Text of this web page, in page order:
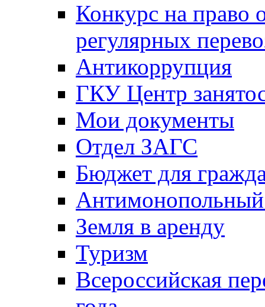
Конкурс на право
регулярных
Антикоррупция
ГКУ Центр
Мои документы
Отдел ЗАГС
Бюджет для
Антимонопольный
Земля в аренду
Туризм
Всероссийская